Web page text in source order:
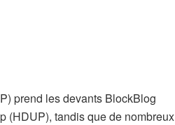
(HDUP), tandis que de nombreux